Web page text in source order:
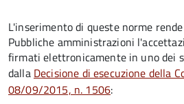
L'inserimento di queste norme
Pubbliche amministrazioni
firmati elettronicamente in uno dei
dalla Decisione di esecuzione della
08/09/2015, n. 1506: